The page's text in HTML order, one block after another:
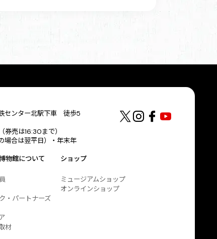
センター北駅下車 徒歩5
売は16:30まで）
場合は翌平日）・年末年
物館について
・パートナーズ
材
ショップ
ミュージアムショップ
オンラインショップ